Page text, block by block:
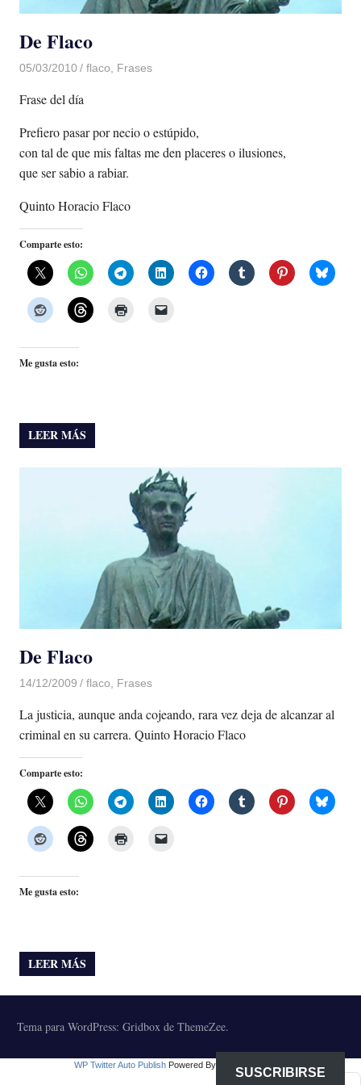
De Flaco
05/03/2010 Luis Castellanos
flaco Frases
Frase del día
Prefiero pasar por necio o estúpido,
con tal de que mis faltas me den placeres o ilusiones,
que ser sabio a rabiar.
Quinto Horacio Flaco
Comparte esto:
Me gusta esto:
LEER MÁS
De Flaco
14/12/2009 Luis Castellanos
flaco Frases
La justicia, aunque anda cojeando, rara vez deja de alcanzar al
criminal en su carrera. Quinto Horacio Flaco
Comparte esto:
Me gusta esto:
LEER MÁS
Tema para WordPress: Gridbox de ThemeZee.
WP Twitter Auto Publish Powered By : XYZScripts.com
SUSCRIBIRSE